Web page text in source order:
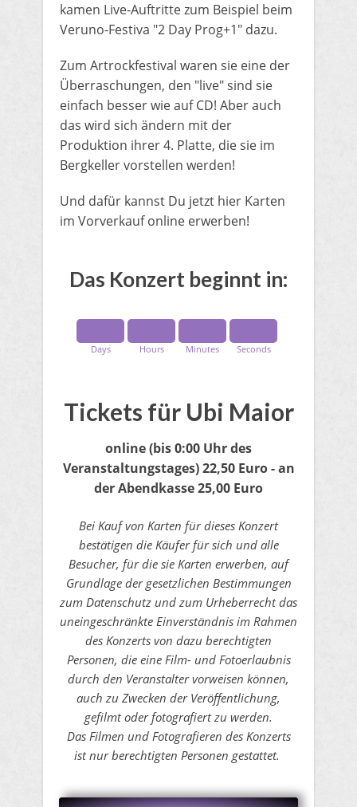
kamen Live-Auftritte zum Beispiel beim
Veruno-Festiva "2 Day Prog+1" dazu.
Zum Artrockfestival waren sie eine der
Überraschungen, den "live" sind sie
einfach besser wie auf CD! Aber auch
das wird sich ändern mit der
Produktion ihrer 4. Platte, die sie im
Bergkeller vorstellen werden!
​Und dafür kannst Du jetzt hier Karten
im Vorverkauf online erwerben!
​Das Konzert beginnt in:
Days Hours Minutes Seconds
Tickets für Ubi Maior
online(bis 0:00 Uhr des
Veranstaltungstages)22,50 Euro​ - an
der Abendkasse 25,00 Euro
Bei Kauf von Karten für dieses Konzert
bestätigen die Käufer für sich und alle
Besucher, für die sie Karten erwerben, auf
Grundlage der gesetzlichen Bestimmungen
zum Datenschutz und zum Urheberrecht das
uneingeschränkte Einverständnis im Rahmen
des Konzerts von dazu berechtigten
Personen, die eine Film- und Fotoerlaubnis
durch den Veranstalter vorweisen können,
auch zu Zwecken der Veröffentlichung,
gefilmt oder fotografiert zu werden.
Das Filmen und Fotografieren des Konzerts
ist nur berechtigten Personen gestattet.